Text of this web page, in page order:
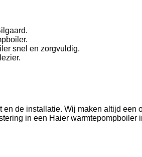
snel en zorgvuldig.
de installatie. Wij maken altijd
in een Haier warmtepompboiler